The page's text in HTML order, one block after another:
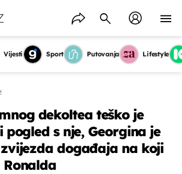
Vijesti Sport Putovanja Lifestyle
dekoltea teško je
pogled s nje, Georgina je
događaja na koji
Ronalda